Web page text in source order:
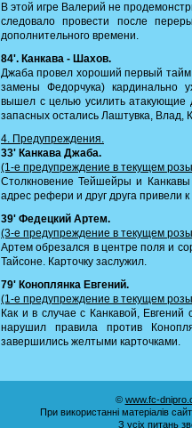
В этой игре Валерий не
следовало провести после
дополнительного времени.
84'. Канкава - Шахов.
Джаба провел хороший первый
замены Федорчука) кардинально
вышел с целью усилить атакующие
запасных остались Лаштувка, Влад,
4. Предупреждения.
33' Канкава Джаба.
(1-е предупреждение в текущем
Столкновение Тейшейры и
адрес рефери и друг друга привели
39' Федецкий Артем.
(3-е предупреждение в текущем
Артем обрезался в центре поля и
Тайсоне. Карточку заслужил.
79' Коноплянка Евгений.
(1-е предупреждение в текущем
Как и в случае с Канкавой,
нарушил правила против
завершились желтыми карточками.
© www.fc-
При використанні матеріалів
З усіх питань